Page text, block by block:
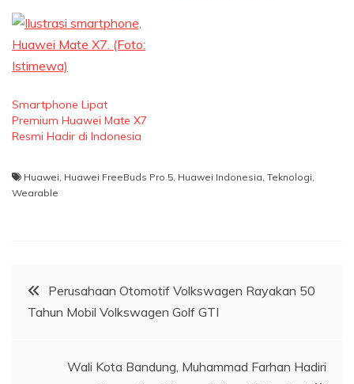
Smartphone Lipat
Premium Huawei Mate X7
Resmi Hadir di Indonesia
Huawei Huawei FreeBuds Pro 5 Huawei Indonesia Teknologi
Wearable
Navigasi
pos
Perusahaan Otomotif Volkswagen Rayakan 50
Tahun Mobil Volkswagen Golf GTI
Wali Kota Bandung, Muhammad Farhan Hadiri